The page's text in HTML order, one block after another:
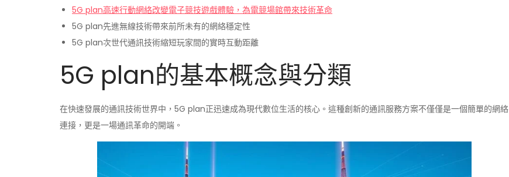
5G plan高速行動網絡改變電子競技遊戲體驗，為電競場館帶來技術革命
5G plan先進無線技術帶來前所未有的網絡穩定性
5G plan次世代通訊技術縮短玩家間的實時互動距離
5G plan的基本概念與分類
在快速發展的通訊技術世界中，5G plan正迅速成為現代數位生活的核心。這種創新的通訊服務方案不僅僅是一個簡單的網絡
連接，更是一場通訊革命的開端。